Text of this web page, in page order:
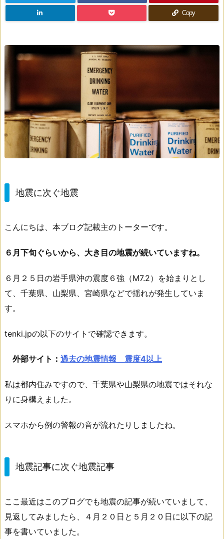
Copy
地震に次ぐ地震
こんにちは、本ブログ記載主のトーターです。
６月下旬ぐらいから、大き目の地震が続いていますね。
６月２５日の岩手県沖の震度６強（M7.2）を始まりとし
て、千葉県、山梨県、宮崎県などで揺れが発生していま
す。
tenki.jpの以下のサイトで確認できます。
外部サイト： 過去の地震情報 震度4以上
私は都内住みですので、千葉県や山梨県の地震ではそれな
りに身構えました。
スマホから例の警報の音が流れたりしましたね。
地震記事に次ぐ地震記事
ここ最近はこのブログでも地震の記事が続いていまして、
見返してみましたら、４月２０日と５月２０日に以下の記
事を書いていました。